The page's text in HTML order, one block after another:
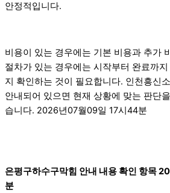
안정적입니다.
비용이 있는 경우에는 기본 비용과 추가
절차가 있는 경우에는 시작부터 완료까
지 확인하는 것이 필요합니다. 인천흥신
안내되어 있으면 현재 상황에 맞는 판단
습니다. 2026년07월09일 17시44분
은평구하수구막힘 안내 내용 확인 항목
분